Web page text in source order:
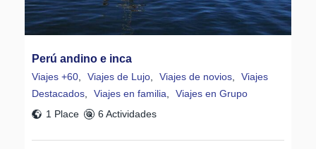
Perú andino e inca
Viajes +60 Viajes de Lujo Viajes de novios
Viajes
Destacados
Viajes en familia
Viajes en Grupo
1 Place
6 Actividades